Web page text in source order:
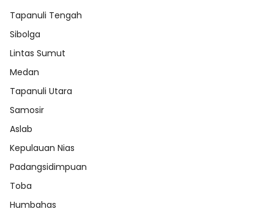
Tapanuli Tengah
Sibolga
Lintas Sumut
Medan
Tapanuli Utara
Samosir
Aslab
Kepulauan Nias
Padangsidimpuan
Toba
Humbahas